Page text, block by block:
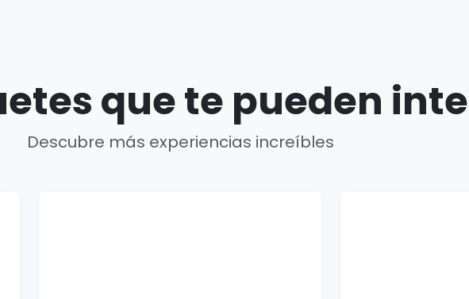
que te pueden
Descubre más experiencias increíbles